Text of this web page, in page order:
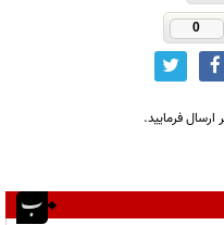
0
فرمایید.